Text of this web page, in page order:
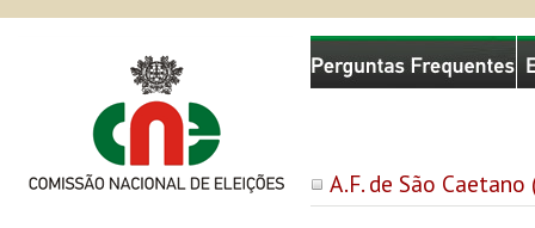
A.F. de São
Comissão Nacional de Eleições